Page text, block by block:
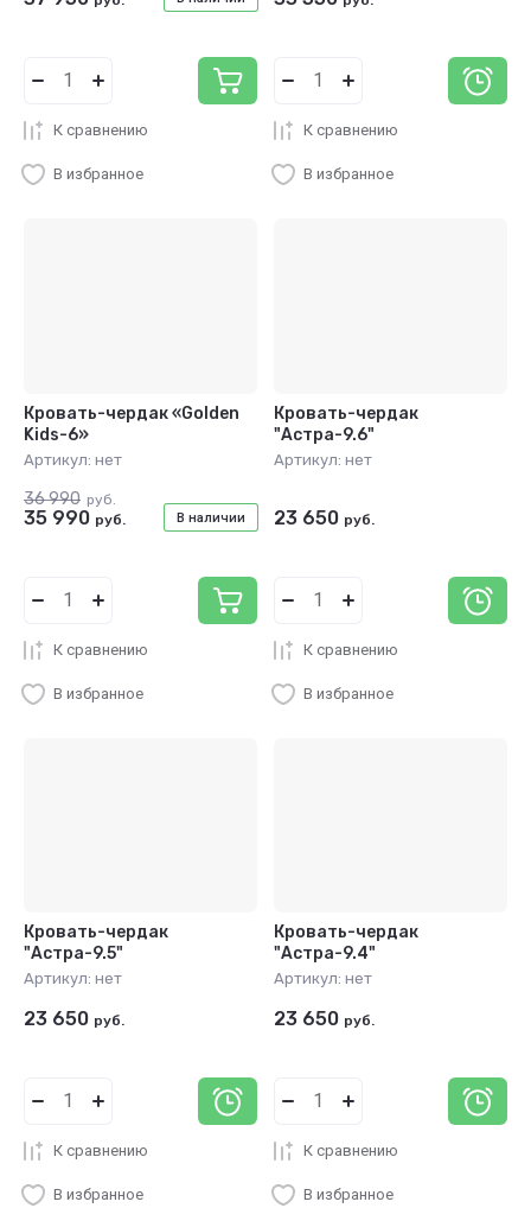
К сравнению
В избранное
К сравнению
В избранное
Кровать-чердак «Golden
Kids-6»
Артикул: нет
В наличии
36 990 руб.
35 990 руб.
К сравнению
В избранное
Кровать-чердак
"Астра-9.6"
Артикул: нет
23 650 руб.
К сравнению
В избранное
Кровать-чердак
"Астра-9.5"
Артикул: нет
23 650 руб.
К сравнению
В избранное
Кровать-чердак
"Астра-9.4"
Артикул: нет
23 650 руб.
К сравнению
В избранное